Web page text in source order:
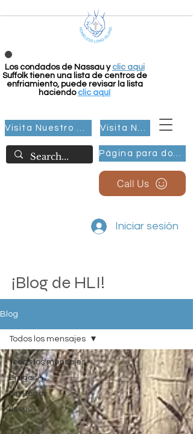
Los condados de Nassau y clic aqui
Suffolk tienen una lista de centros de
enfriamiento, puede revisar la lista
haciendo clic aquí
Página para donar
Visita Nuestro Grupo Visita Nuestro Grupo
Call Us
Iniciar sesión
¡Blog de HLI!
Blog
Todos los mensajes
Drugos
Sin Hogar
Jesus
Todos los mensajes